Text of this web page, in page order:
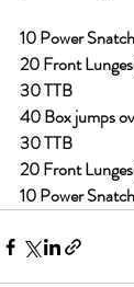
10 Power
20 Front
30 TTB
40 Box jumps
30 TTB
20 Front
10 Power